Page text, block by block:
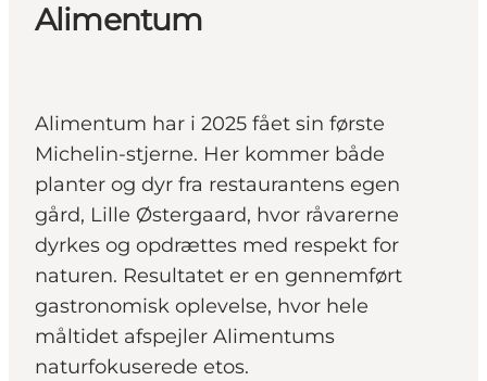
Alimentum
Alimentum har i 2025 fået sin første
Michelin-stjerne. Her kommer både
planter og dyr fra restaurantens egen
gård, Lille Østergaard, hvor råvarerne
dyrkes og opdrættes med respekt for
naturen. Resultatet er en gennemført
gastronomisk oplevelse, hvor hele
måltidet afspejler Alimentums
naturfokuserede etos.